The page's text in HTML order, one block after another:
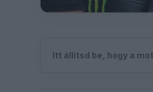
Itt állítsd be, hogy a